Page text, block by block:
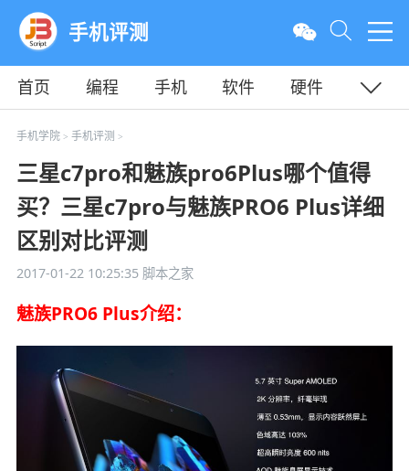
手机评测
首页 编程 手机 软件
硬件
教程
平面
手机学院> 手机评测 >
三星c7pro和魅族pro6Plus哪个值得
买？三星c7pro与魅族PRO6 Plus详细
区别对比评测
2017-01-22 10:25:35脚本之家
魅族PRO6 Plus介绍：